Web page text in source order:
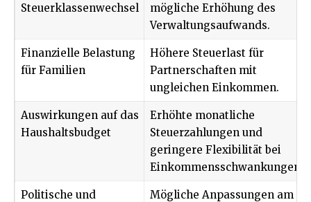
Steuerklassenwechsel
mögliche Erhöhung des
Verwaltungsaufwands.
Finanzielle Belastung
für Familien
Höhere Steuerlast für
Partnerschaften mit
ungleichen Einkommen.
Auswirkungen auf das
Haushaltsbudget
Erhöhte monatliche
Steuerzahlungen und
geringere Flexibilität bei
Einkommensschwankungen.
Politische und
Mögliche Anpassungen am